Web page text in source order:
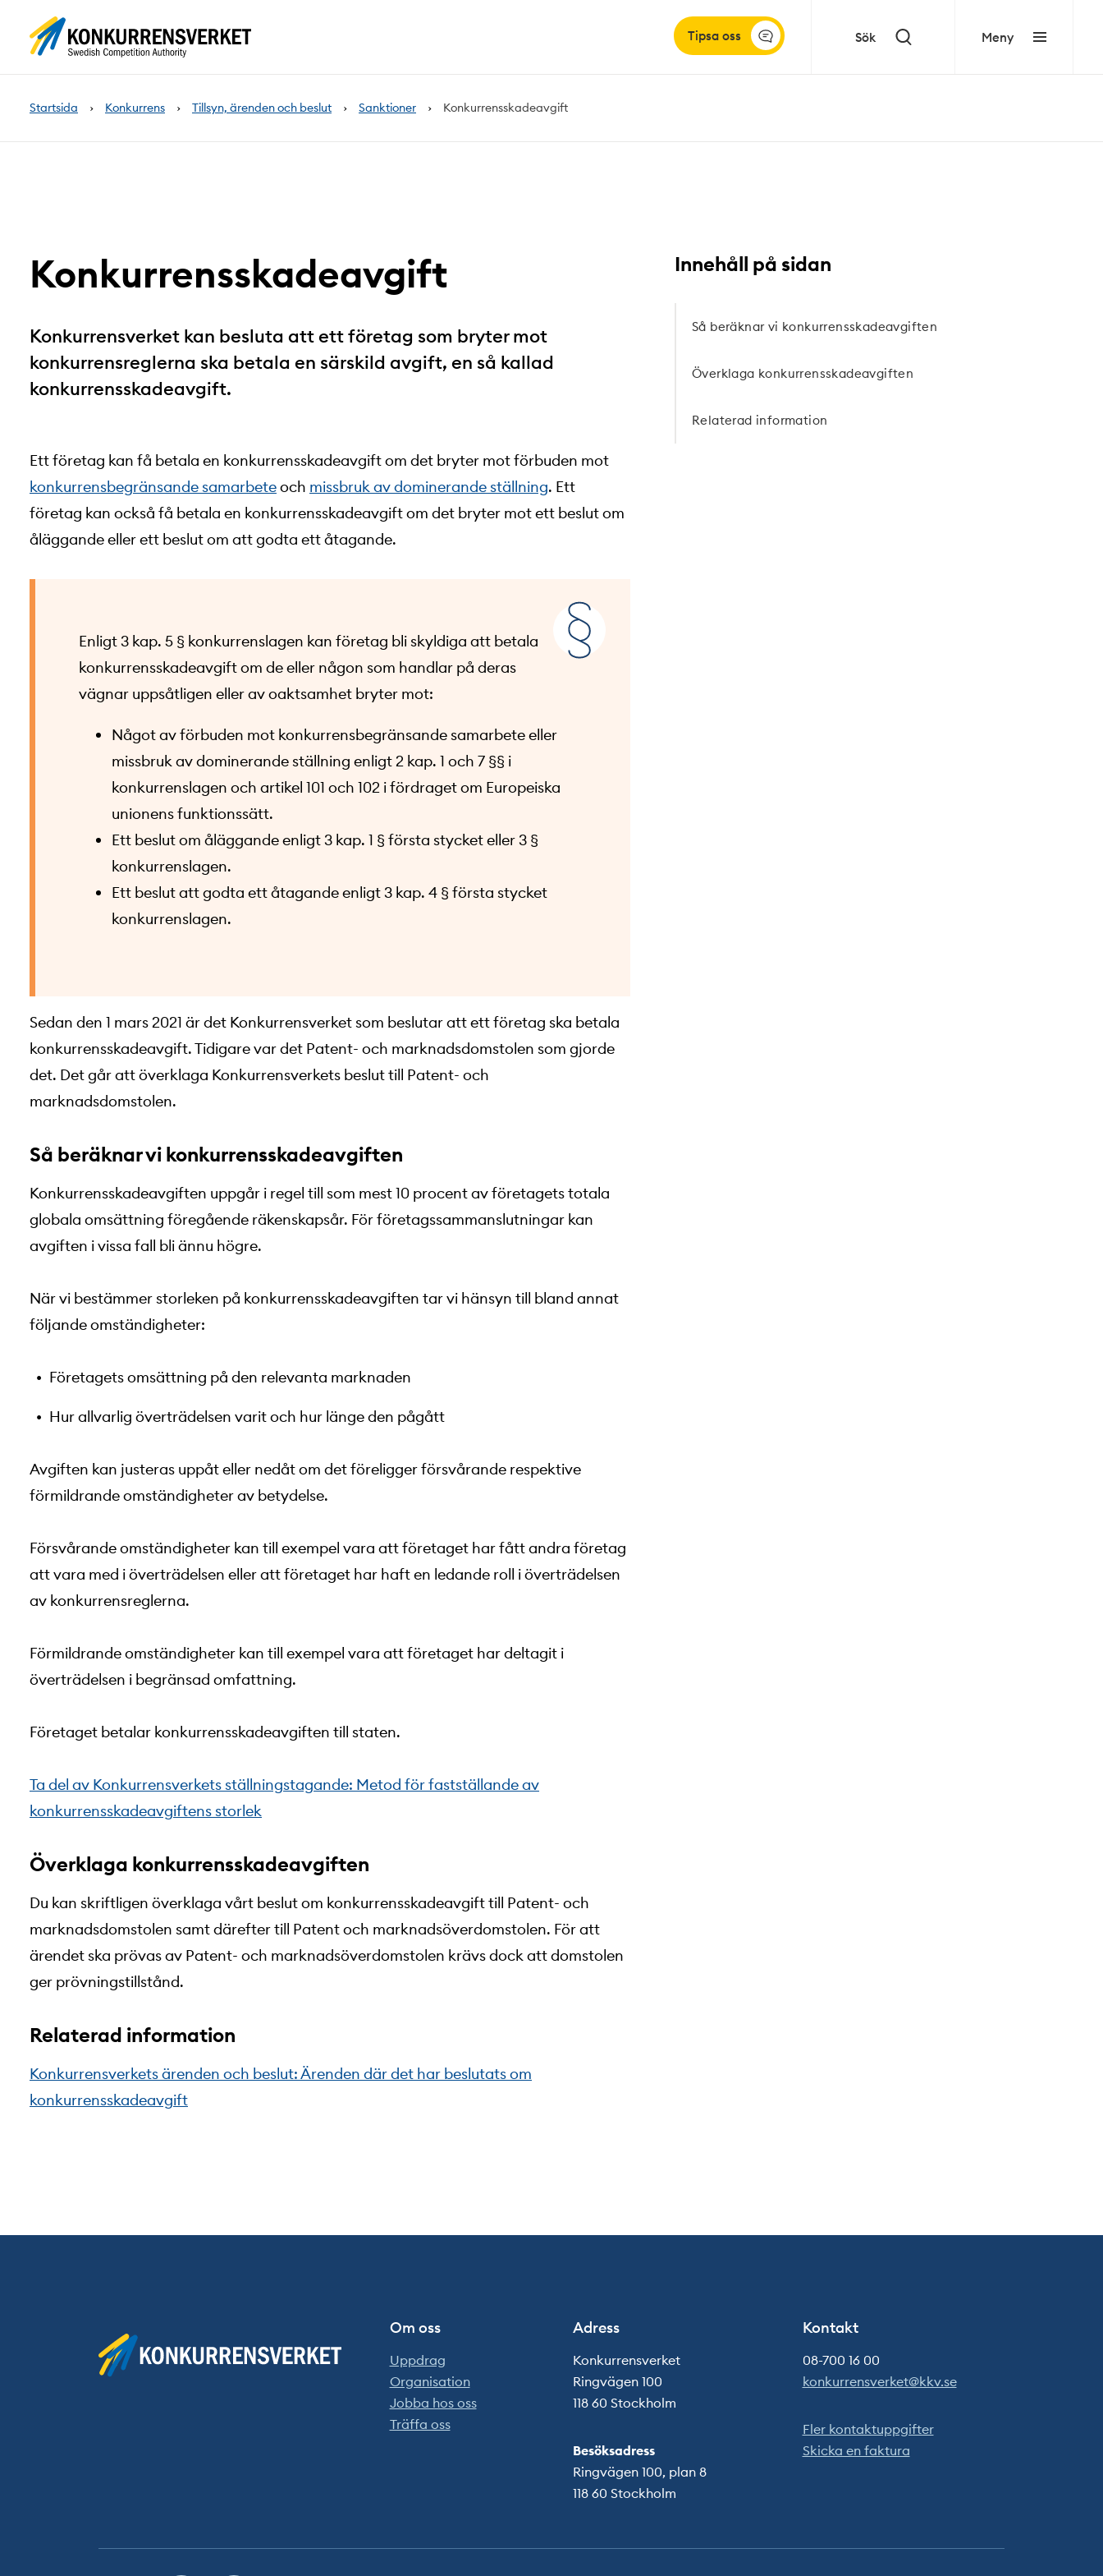
Tipsa oss Sök Meny
Startsida Konkurrens Tillsyn, ärenden och beslut Sanktioner Konkurrensskadeavgift
Konkurrensskadeavgift
Konkurrensverket kan besluta att ett företag som bryter mot
konkurrensreglerna ska betala en särskild avgift, en så kallad
konkurrensskadeavgift.
Ett företag kan få betala en konkurrensskadeavgift om det bryter mot förbuden mot
konkurrensbegränsande samarbeteoch missbruk av dominerande ställning. Ett
företag kan också få betala en konkurrensskadeavgift om det bryter mot ett beslut om
åläggande eller ett beslut om att godta ett åtagande.
Enligt 3 kap. 5 § konkurrenslagen kan företag bli skyldiga att betala
konkurrensskadeavgift om de eller någon som handlar på deras
vägnar uppsåtligen eller av oaktsamhet bryter mot:
Något av förbuden mot konkurrensbegränsande samarbete eller
missbruk av dominerande ställning enligt 2 kap. 1 och 7 §§ i
konkurrenslagen och artikel 101 och 102 i fördraget om Europeiska
unionens funktionssätt.
Ett beslut om åläggande enligt 3 kap. 1 § första stycket eller 3 §
konkurrenslagen.
Ett beslut att godta ett åtagande enligt 3 kap. 4 § första stycket
konkurrenslagen.
Sedan den 1 mars 2021 är det Konkurrensverket som beslutar att ett företag ska betala
konkurrensskadeavgift. Tidigare var det Patent- och marknadsdomstolen som gjorde
det. Det går att överklaga Konkurrensverkets beslut till Patent- och
marknadsdomstolen.
Så beräknar vi konkurrensskadeavgiften
Konkurrensskadeavgiften uppgår i regel till som mest 10 procent av företagets totala
globala omsättning föregående räkenskapsår. För företagssammanslutningar kan
avgiften i vissa fall bli ännu högre.
När vi bestämmer storleken på konkurrensskadeavgiften tar vi hänsyn till bland annat
följande omständigheter:
Företagets omsättning på den relevanta marknaden
Hur allvarlig överträdelsen varit och hur länge den pågått
Avgiften kan justeras uppåt eller nedåt om det föreligger försvårande respektive
förmildrande omständigheter av betydelse.
Försvårande omständigheter kan till exempel vara att företaget har fått andra företag
att vara med i överträdelsen eller att företaget har haft en ledande roll i överträdelsen
av konkurrensreglerna.
Förmildrande omständigheter kan till exempel vara att företaget har deltagit i
överträdelsen i begränsad omfattning.
Företaget betalar konkurrensskadeavgiften till staten.
Ta del av Konkurrensverkets ställningstagande: Metod för fastställande av
konkurrensskadeavgiftens storlek
Överklaga konkurrensskadeavgiften
Du kan skriftligen överklaga vårt beslut om konkurrensskadeavgift till Patent- och
marknadsdomstolen samt därefter till Patent och marknadsöverdomstolen. För att
ärendet ska prövas av Patent- och marknadsöverdomstolen krävs dock att domstolen
ger prövningstillstånd.
Relaterad information
Konkurrensverkets ärenden och beslut: Ärenden där det har beslutats om
konkurrensskadeavgift
Innehåll på sidan
Så beräknar vi konkurrensskadeavgiften
Överklaga konkurrensskadeavgiften
Relaterad information
Om oss
Uppdrag
Organisation
Jobba hos oss
Träffa oss
Adress
Konkurrensverket
Ringvägen 100
118 60 Stockholm
Besöksadress
Ringvägen 100, plan 8
118 60 Stockholm
Kontakt
08-700 16 00
konkurrensverket@kkv.se
Fler kontaktuppgifter
Skicka en faktura